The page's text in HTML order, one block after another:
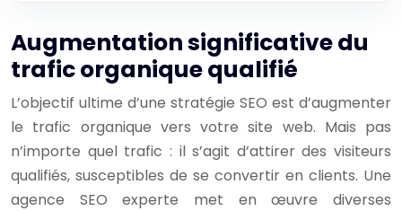
Augmentation significative du
trafic organique qualifié
L’objectif ultime d’une stratégie SEO est d’augmenter
le trafic organique vers votre site web. Mais pas
n’importe quel trafic : il s’agit d’attirer des visiteurs
qualifiés, susceptibles de se convertir en clients. Une
agence SEO experte met en œuvre diverses